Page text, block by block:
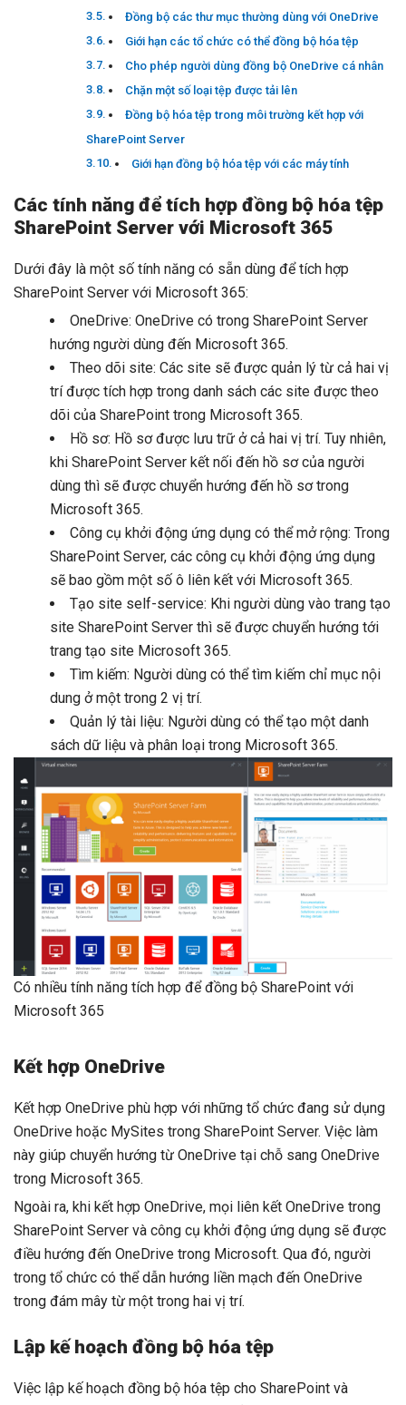
Đồng bộ các thư mục thường dùng với OneDrive
Giới hạn các tổ chức có thể đồng bộ hóa tệp
Cho phép người dùng đồng bộ OneDrive cá nhân
Chặn một số loại tệp được tải lên
Đồng bộ hóa tệp trong môi trường kết hợp với
SharePoint Server
Giới hạn đồng bộ hóa tệp với các máy tính
Các tính năng để tích hợp đồng bộ hóa tệp
SharePoint Server với Microsoft 365
Dưới đây là một số tính năng có sẵn dùng để tích hợp
SharePoint Server với Microsoft 365:
OneDrive: OneDrive có trong SharePoint Server
hướng người dùng đến Microsoft 365.
Theo dõi site: Các site sẽ được quản lý từ cả hai vị
trí được tích hợp trong danh sách các site được theo
dõi của SharePoint trong Microsoft 365.
Hồ sơ: Hồ sơ được lưu trữ ở cả hai vị trí. Tuy nhiên,
khi SharePoint Server kết nối đến hồ sơ của người
dùng thì sẽ được chuyển hướng đến hồ sơ trong
Microsoft 365.
Công cụ khởi động ứng dụng có thể mở rộng: Trong
SharePoint Server, các công cụ khởi động ứng dụng
sẽ bao gồm một số ô liên kết với Microsoft 365.
Tạo site self-service: Khi người dùng vào trang tạo
site SharePoint Server thì sẽ được chuyển hướng tới
trang tạo site Microsoft 365.
Tìm kiếm: Người dùng có thể tìm kiếm chỉ mục nội
dung ở một trong 2 vị trí.
Quản lý tài liệu: Người dùng có thể tạo một danh
sách dữ liệu và phân loại trong Microsoft 365.
Có nhiều tính năng tích hợp để đồng bộ SharePoint với
Microsoft 365
Kết hợp OneDrive
Kết hợp OneDrive phù hợp với những tổ chức đang sử dụng
OneDrive hoặc MySites trong SharePoint Server. Việc làm
này giúp chuyển hướng từ OneDrive tại chỗ sang OneDrive
trong Microsoft 365.
Ngoài ra, khi kết hợp OneDrive, mọi liên kết OneDrive trong
SharePoint Server và công cụ khởi động ứng dụng sẽ được
điều hướng đến OneDrive trong Microsoft. Qua đó, người
trong tổ chức có thể dẫn hướng liền mạch đến OneDrive
trong đám mây từ một trong hai vị trí.
Lập kế hoạch đồng bộ hóa tệp
Việc lập kế hoạch đồng bộ hóa tệp cho SharePoint và